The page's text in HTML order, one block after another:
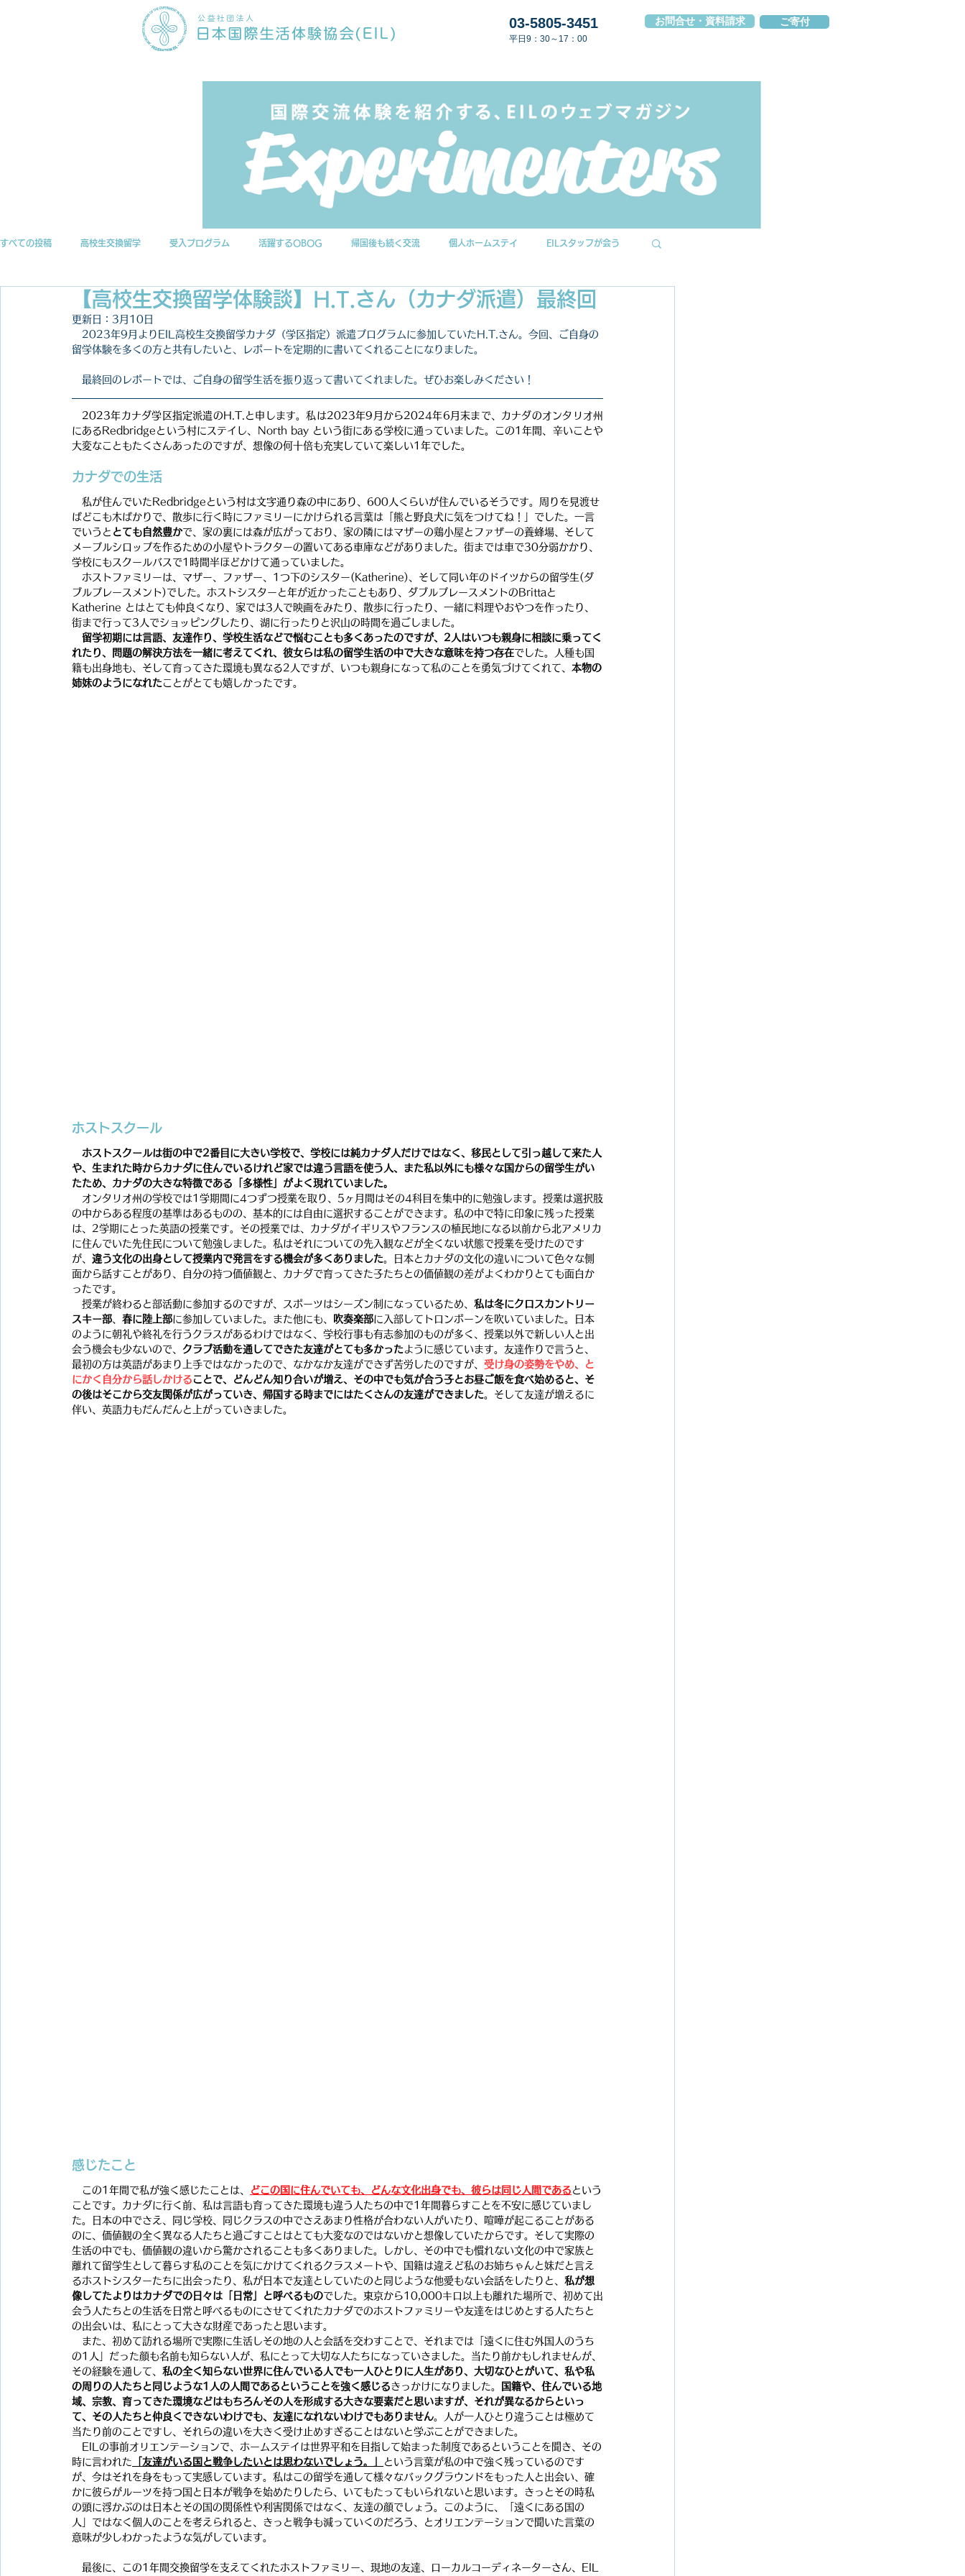
03-5805-3451
平日9：30～17：00
お問合せ・資料請求 ご寄付
すべての投稿 高校生交換留学 受入プログラム 活躍するOBOG 帰国後も続く交流 個人ホームステイ EILスタッフが会う
インターンシップ ニュース EILアーカイブ
【高校生交換留学体験談】H.T.さん（カナダ派遣）最終回
更新日： 3月10日
2023年9月よりEIL高校生交換留学カナダ（学区指定）派遣プログラムに参加していたH.T. さん。今回、ご自身の
留学体験を多くの方と共有したいと、レポートを定期的に書いてくれることになりました。
最終回のレポートでは、ご自身の留学生活を振り返って書いてくれました。ぜひお楽しみください！
2023年カナダ学区指定派遣のH.T.と申します。私は2023年9月から2024年6月末まで、カナダのオンタリオ州
にあるRedbridgeという村にステイし、North bay という街にある学校に通っていました。この1年間、辛いことや
大変なこともたくさんあったのですが、想像の何十倍も充実していて楽しい1年でした。
カナダでの生活
私が住んでいたRedbridgeという村は文字通り森の中にあり、600人くらいが住んでいるそうです。周りを見渡せ
ばどこも木ばかりで、散歩に行く時にファミリーにかけられる言葉は「熊と野良犬に気をつけてね！」でした。一言
でいうと とても自然豊かで、家の裏には森が広がっており、家の隣にはマザーの鶏小屋とファザーの養蜂場、そして
メープルシロップを作るための小屋やトラクターの置いてある車庫などがありました。街までは車で30分弱かかり、
学校にもスクールバスで1時間半ほどかけて通っていました。
ホストファミリーは、マザー、ファザー、1つ下のシスター(Katherine)、そして同い年のドイツからの留学生(ダ
ブルプレースメント)でした。ホストシスターと年が近かったこともあり、ダブルプレースメントのBrittaと
Katherine とはとても仲良くなり、家では3人で映画をみたり、散歩に行ったり、一緒に料理やおやつを作ったり、
街まで行って3人でショッピングしたり、湖に行ったりと沢山の時間を過ごしました。
留学初期には言語、友達作り、学校生活などで悩むことも多くあったのですが、2人はいつも親身に相談に乗ってく
れたり、問題の解決方法を一緒に考えてくれ、彼女らは私の留学生活の中で大きな意味を持つ存在でした。人種も国
籍も出身地も、そして育ってきた環境も異なる2人ですが、いつも親身になって私のことを勇気づけてくれて、 本物の
姉妹のようになれた ことがとても嬉しかったです。
ホストスクール
ホストスクールは街の中で2番目に大きい学校で、学校には純カナダ人だけではなく、移民として引っ越して来た人
や、生まれた時からカナダに住んでいるけれど家では違う言語を使う人、また私以外にも様々な国からの留学生がい
たため、カナダの大きな特徴である「多様性」がよく現れていました。
オンタリオ州の学校では1学期間に4つずつ授業を取り、5ヶ月間はその4科目を集中的に勉強します。授業は選択肢
の中からある程度の基準はあるものの、基本的には自由に選択することができます。私の中で特に印象に残った授業
は、2学期にとった英語の授業です。その授業では、カナダがイギリスやフランスの植民地になる以前から北アメリカ
に住んでいた先住民について勉強しました。私はそれについての先入観などが全くない状態で授業を受けたのです
が、 違う文化の出身として授業内で発言をする機会が多くありました。日本とカナダの文化の違いについて色々な側
面から話すことがあり、自分の持つ価値観と、カナダで育ってきた子たちとの価値観の差がよくわかりとても面白か
ったです。
授業が終わると部活動に参加するのですが、スポーツはシーズン制になっているため、 私は冬にクロスカントリー
スキー部、 春に陸上部に参加していました。また他にも、 吹奏楽部に入部してトロンボーンを吹いていました。日本
のように朝礼や終礼を行うクラスがあるわけではなく、学校行事も有志参加のものが多く、授業以外で新しい人と出
会う機会も少ないので、 クラブ活動を通してできた友達がとても多かったように感じています。友達作りで言うと、
最初の方は英語があまり上手ではなかったので、なかなか友達ができず苦労したのですが、 受け身の姿勢をやめ、と
にかく自分から話しかける ことで、どんどん知り合いが増え、その中でも気が合う子とお昼ご飯を食べ始めると、そ
の後はそこから交友関係が広がっていき、帰国する時までにはたくさんの友達ができました。そして友達が増えるに
伴い、英語力もだんだんと上がっていきました。
感じたこと
この1年間で私が強く感じたことは、 どこの国に住んでいても、どんな文化出身でも、彼らは同じ人間である という
ことです。カナダに行く前、私は言語も育ってきた環境も違う人たちの中で1年間暮らすことを不安に感じていまし
た。日本の中でさえ、同じ学校、同じクラスの中でさえあまり性格が合わない人がいたり、喧嘩が起こることがある
のに、価値観の全く異なる人たちと過ごすことはとても大変なのではないかと想像していたからです。そして実際の
生活の中でも、価値観の違いから驚かされることも多くありました。しかし、その中でも慣れない文化の中で家族と
離れて留学生として暮らす私のことを気にかけてくれるクラスメートや、国籍は違えど私のお姉ちゃんと妹だと言え
るホストシスターたちに出会ったり、私が日本で友達としていたのと同じような他愛もない会話をしたりと、 私が想
像してたよりはカナダでの日々は「日常」と呼べるものでした。東京から10,000キロ以上も離れた場所で、初めて出
会う人たちとの生活を日常と呼べるものにさせてくれたカナダでのホストファミリーや友達をはじめとする人たちと
の出会いは、私にとって大きな財産であったと思います。
また、初めて訪れる場所で実際に生活しその地の人と会話を交わすことで、それまでは「遠くに住む外国人のうち
の1人」だった顔も名前も知らない人が、私にとって大切な人たちになっていきました。当たり前かもしれませんが、
その経験を通して、 私の全く知らない世界に住んでいる人でも一人ひとりに人生があり、大切なひとがいて、私や私
の周りの人たちと同じような1人の人間であるということを強く感じるきっかけになりました。
国籍や、住んでいる地
域、宗教、育ってきた環境などはもちろんその人を形成する大きな要素だと思いますが、それが異なるからといっ
て、その人たちと仲良くできないわけでも、友達になれないわけでもありません 。人が一人ひとり違うことは極めて
当たり前のことですし、それらの違いを大きく受け止めすぎることはないと学ぶことができました。
EILの事前オリエンテーションで、ホームステイは世界平和を目指して始まった制度であるということを聞き、その
時に言われた 「友達がいる国と戦争したいとは思わないでしょう。」
という言葉が私の中で強く残っているのです
が、今はそれを身をもって実感しています。私はこの留学を通して様々なバックグラウンドをもった人と出会い、確
かに彼らがルーツを持つ国と日本が戦争を始めたりしたら、いてもたってもいられないと思います。きっとその時私
の頭に浮かぶのは日本とその国の関係性や利害関係ではなく、友達の顔でしょう。このように、「遠くにある国の
人」ではなく個人のことを考えられると、きっと戦争も減っていくのだろう、とオリエンテーションで聞いた言葉の
意味が少しわかったような気がしています。
最後に、この1年間交換留学を支えてくれたホストファミリー、現地の友達、ローカルコーディネーターさん、EIL